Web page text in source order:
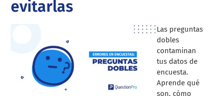
evitarlas
Las preguntas
dobles
contaminan
tus datos de
encuesta.
Aprende qué
son, cómo